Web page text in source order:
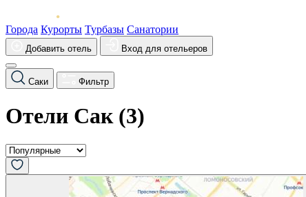
Города Курорты Турбазы Санатории
Добавить отель Вход для отельеров
Саки Фильтр
Отели Сак (3)